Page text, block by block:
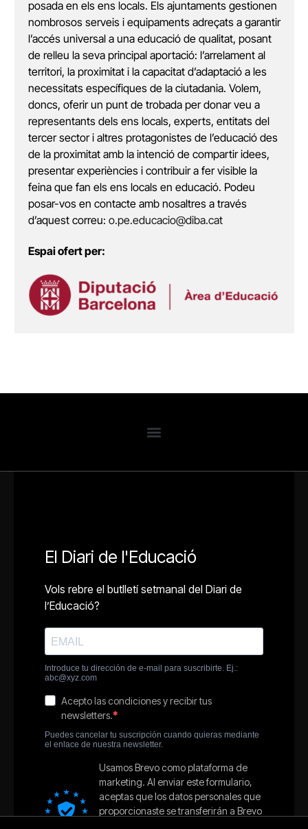
posada en els ens locals. Els ajuntaments gestionen
nombrosos serveis i equipaments adreçats a garantir
l’accés universal a una educació de qualitat, posant
de relleu la seva principal aportació: l’arrelament al
territori, la proximitat i la capacitat d’adaptació a les
necessitats específiques de la ciutadania. Volem,
doncs, oferir un punt de trobada per donar veu a
representants dels ens locals, experts, entitats del
tercer sector i altres protagonistes de l’educació des
de la proximitat amb la intenció de compartir idees,
presentar experiències i contribuir a fer visible la
feina que fan els ens locals en educació. Podeu
posar-vos en contacte amb nosaltres a través
d’aquest correu: o.pe.educacio@diba.cat
Espai ofert per: